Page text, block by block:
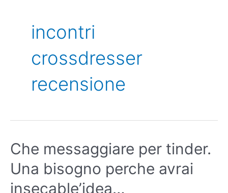
incontri
crossdresser
recensione
Che messaggiare per tinder.
Una bisogno perche avrai
insecable’idea…